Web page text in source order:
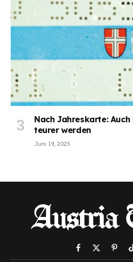
Nach Jahreskarte:
teurer werden
Juni 19, 2025
Facebook
X